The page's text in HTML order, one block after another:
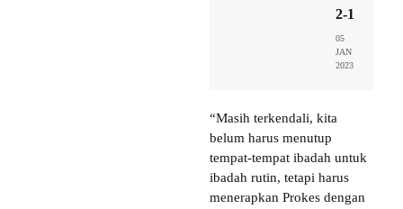
2-1
05
JAN
2023
“Masih terkendali, kita
belum harus menutup
tempat-tempat ibadah untuk
ibadah rutin, tetapi harus
menerapkan Prokes dengan